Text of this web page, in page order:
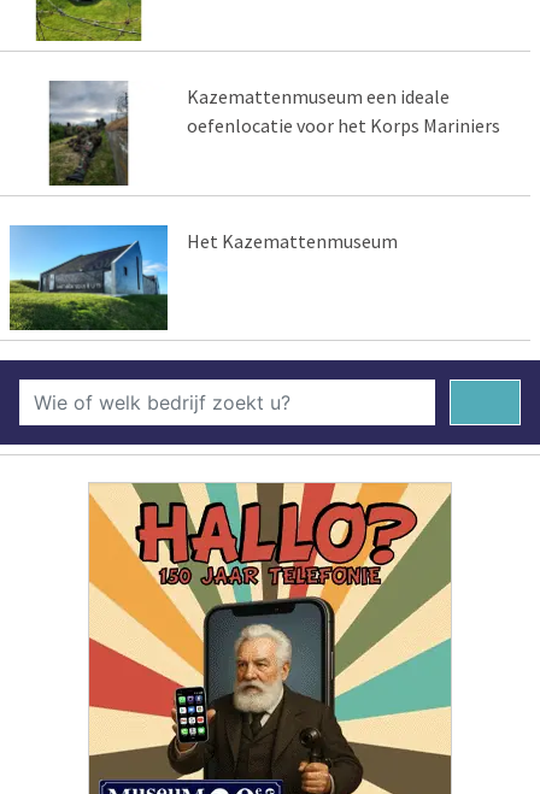
Kazemattenmuseum een ideale
oefenlocatie voor het Korps Mariniers
Het Kazemattenmuseum